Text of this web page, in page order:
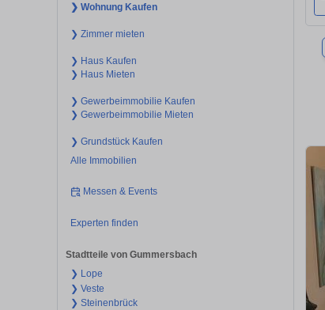
❯ Wohnung Kaufen
❯ Zimmer mieten
❯ Haus Kaufen
❯ Haus Mieten
❯ Gewerbeimmobilie Kaufen
❯ Gewerbeimmobilie Mieten
❯ Grundstück Kaufen
Alle Immobilien
Messen & Events
Experten finden
Stadtteile von Gummersbach
❯ Lope
❯ Veste
❯ Steinenbrück